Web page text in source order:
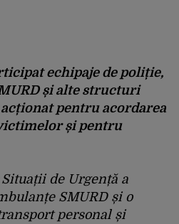
echipaje de poliție,
și alte structuri
pentru acordarea
și pentru
de Urgență a
SMURD și o
personal și